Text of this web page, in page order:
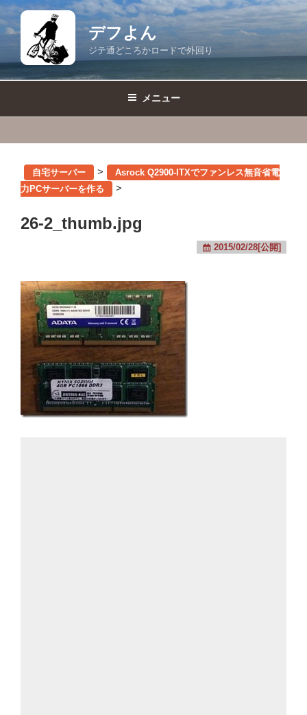
コ
ン
デフよん
ジテ通どころかロードで外回り
メニュー
自宅サーバー >
Asrock Q2900-ITXでファンレス無音省電
力PCサーバーを作る
>
26-2_thumb.jpg
2015/02/28[公開]